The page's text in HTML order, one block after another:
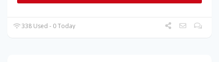
338 Used - 0 Today